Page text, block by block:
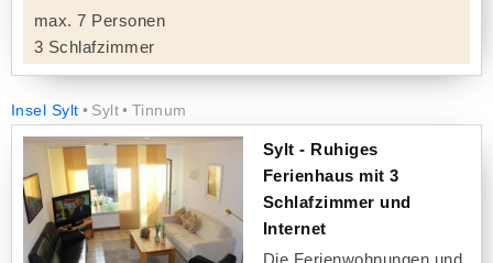
max. 7 Personen
3 Schlafzimmer
Insel Sylt Sylt Tinnum
Sylt - Ruhiges
Ferienhaus mit 3
Schlafzimmer und
Internet
Die Ferienwohnungen und